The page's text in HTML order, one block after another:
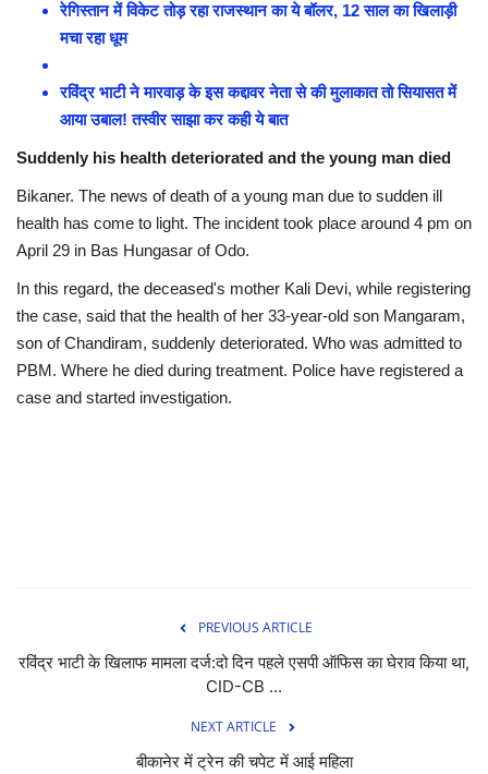
रेगिस्तान में विकेट तोड़ रहा राजस्थान का ये बॉलर, 12 साल का खिलाड़ी
मचा रहा धूम
रविंद्र भाटी ने मारवाड़ के इस कद्दावर नेता से की मुलाकात तो सियासत में
आया उबाल! तस्वीर साझा कर कही ये बात
Suddenly his health deteriorated and the young man died
Bikaner. The news of death of a young man due to sudden ill
health has come to light. The incident took place around 4 pm on
April 29 in Bas Hungasar of Odo.
In this regard, the deceased's mother Kali Devi, while registering
the case, said that the health of her 33-year-old son Mangaram,
son of Chandiram, suddenly deteriorated. Who was admitted to
PBM. Where he died during treatment. Police have registered a
case and started investigation.
PREVIOUS ARTICLE
रविंद्र भाटी के खिलाफ मामला दर्ज:दो दिन पहले एसपी ऑफिस का घेराव किया था,
CID-CB ...
NEXT ARTICLE
बीकानेर में ट्रेन की चपेट में आई महिला